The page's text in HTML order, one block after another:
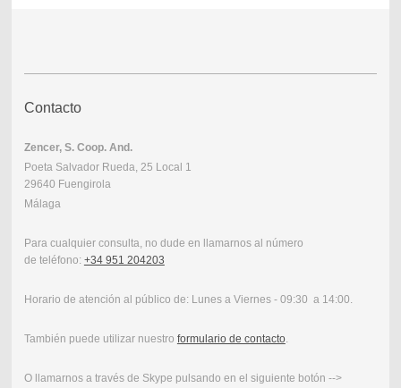
Contacto
Zencer, S. Coop. And.
Poeta Salvador Rueda 25 Local 1
29640 Fuengirola
Málaga
Para cualquier consulta, no dude en llamarnos al número
de teléfono: +34 951 204203
Horario de atención al público de: Lunes a Viernes - 09:30 a 14:00.
También puede utilizar nuestro formulario de contacto.
O llamarnos a través de Skype pulsando en el siguiente botón -->